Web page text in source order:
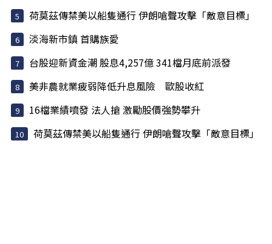
荷莫茲傳禁美以船隻通行 伊朗嗆聲攻擊「敵意目標」
淡海新市鎮 首購族愛
台股迎新資金潮 股息4,257億 341檔月底前派發
美非農就業疲弱降低升息風險 歐股收紅
16檔業績噴發 法人搶 激勵股價強勢攀升
荷莫茲傳禁美以船隻通行 伊朗嗆聲攻擊「敵意目標」